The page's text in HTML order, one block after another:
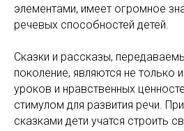
элементами, имеет огромное
речевых способностей детей.
Сказки и рассказы,
поколение, являются не только
уроков и нравственных
стимулом для развития речи.
сказками дети учатся строить